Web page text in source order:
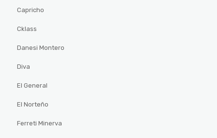
Capricho
Cklass
Danesi Montero
Diva
El General
El Norteño
Ferreti Minerva